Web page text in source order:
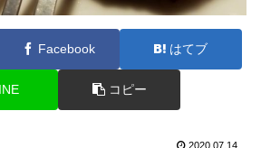
Facebook はてブ
コピー
2020.07.14